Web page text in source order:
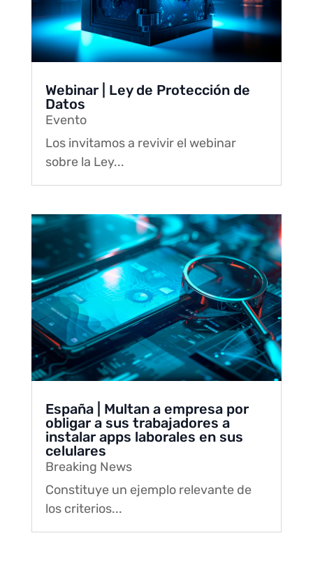
Webinar | Ley de Protección de
Datos
Evento
Los invitamos a revivir el webinar
sobre la Ley...
España | Multan a empresa por
obligar a sus trabajadores a
instalar apps laborales en sus
celulares
Breaking News
Constituye un ejemplo relevante de
los criterios...